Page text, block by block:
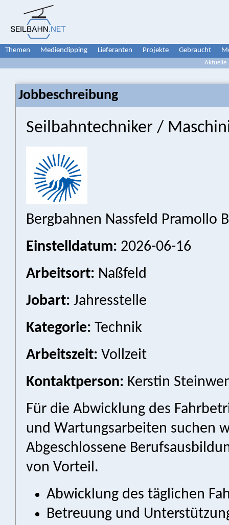
Themen Medienclipping Lieferanten Projekte Gebraucht
Aktuelle
Jobbeschreibung
Seilbahntechniker /
Bergbahnen Nassfeld Pramollo
Einstelldatum: 2026-06-16
Arbeitsort: Naßfeld
Jobart: Jahresstelle
Kategorie: Technik
Arbeitszeit: Vollzeit
Kontaktperson: Kerstin
Für die Abwicklung des
und Wartungsarbeiten suchen
Abgeschlossene
von Vorteil.
Abwicklung des täglichen
Betreuung und